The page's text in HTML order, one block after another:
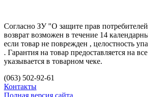
Согласно ЗУ "О защите прав
возврат возможен в течение 14
если товар не поврежден , целостность
. Гарантия на товар предоставляется на
указывается в товарном чеке.
(063) 502-92-61
Контакты
Полная версия сайта